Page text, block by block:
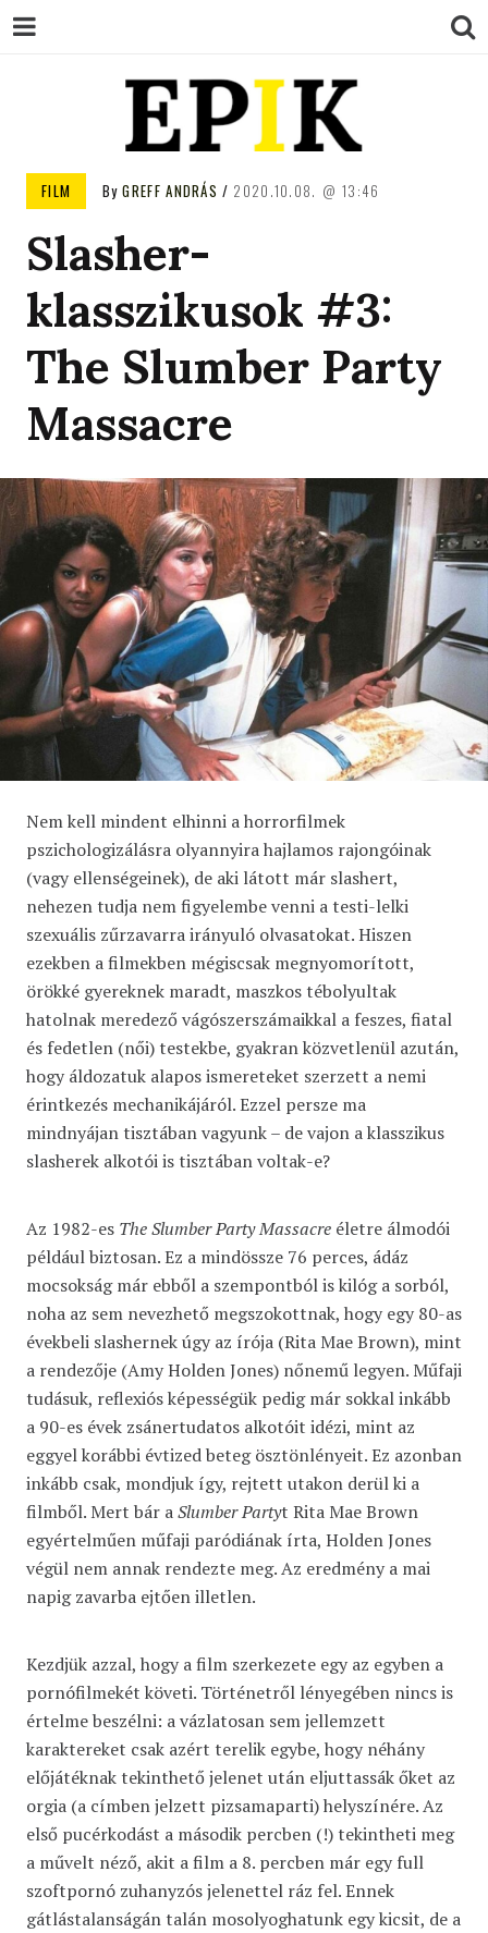
EPIK
FILM ByGREFF ANDRÁS 2020.10.08. 13:46
Slasher-
klasszikusok #3:
The Slumber Party
Massacre
Nem kell mindent elhinni a horrorfilmek
pszichologizálásra olyannyira hajlamos rajongóinak
(vagy ellenségeinek), de aki látott már slashert,
nehezen tudja nem figyelembe venni a testi-lelki
szexuális zűrzavarra irányuló olvasatokat. Hiszen
ezekben a filmekben mégiscsak megnyomorított,
örökké gyereknek maradt, maszkos tébolyultak
hatolnak meredező vágószerszámaikkal a feszes, fiatal
és fedetlen (női) testekbe, gyakran közvetlenül azután,
hogy áldozatuk alapos ismereteket szerzett a nemi
érintkezés mechanikájáról. Ezzel persze ma
mindnyájan tisztában vagyunk – de vajon a klasszikus
slasherek alkotói is tisztában voltak-e?
Az 1982-es The Slumber Party Massacre életre álmodói
például biztosan. Ez a mindössze 76 perces, ádáz
mocsokság már ebből a szempontból is kilóg a sorból,
noha az sem nevezhető megszokottnak, hogy egy 80-as
évekbeli slashernek úgy az írója (Rita Mae Brown), mint
a rendezője (Amy Holden Jones) nőnemű legyen. Műfaji
tudásuk, reflexiós képességük pedig már sokkal inkább
a 90-es évek zsánertudatos alkotóit idézi, mint az
eggyel korábbi évtized beteg ösztönlényeit. Ez azonban
inkább csak, mondjuk így, rejtett utakon derül ki a
filmből. Mert bár aSlumber Partyt Rita Mae Brown
egyértelműen műfaji paródiának írta, Holden Jones
végül nem annak rendezte meg. Az eredmény a mai
napig zavarba ejtően illetlen.
Kezdjük azzal, hogy a film szerkezete egy az egyben a
pornófilmekét követi. Történetről lényegében nincs is
értelme beszélni: a vázlatosan sem jellemzett
karaktereket csak azért terelik egybe, hogy néhány
előjátéknak tekinthető jelenet után eljuttassák őket az
orgia (a címben jelzett pizsamaparti) helyszínére. Az
első pucérkodást a második percben (!) tekintheti meg
a művelt néző, akit a film a 8. percben már egy full
szoftpornó zuhanyzós jelenettel ráz fel. Ennek
gátlástalanságán talán mosolyoghatunk egy kicsit, de a